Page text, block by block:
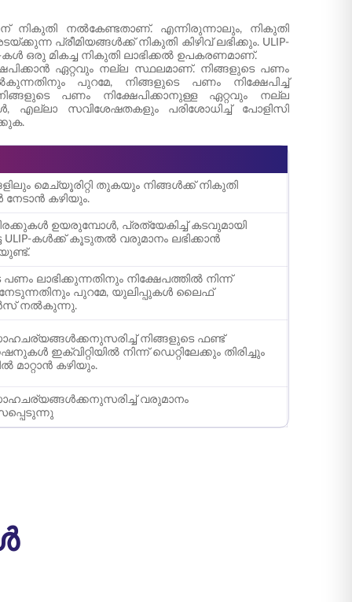
നികുതി നൽകേണ്ടതാണ്. എന്നിരുന്നാലും, നികുതി
പ്രീമിയങ്ങൾക്ക് നികുതി കിഴിവ് ലഭിക്കും. ULIP-
ഒരു മികച്ച നികുതി ലാഭിക്കൽ ഉപകരണമാണ്.
ഏറ്റവും നല്ല സ്ഥലമാണ്. നിങ്ങളുടെ പണം
പുറമേ, നിങ്ങളുടെ പണം നിക്ഷേപിച്ച്
പണം നിക്ഷേപിക്കാനുള്ള ഏറ്റവും നല്ല
എല്ലാ സവിശേഷതകളും പരിശോധിച്ച് പോളിസി
മെച്യൂരിറ്റി തുകയും നിങ്ങൾക്ക് നികുതി
നേടാൻ കഴിയും.
ഉയരുമ്പോൾ, പ്രത്യേകിച്ച് കടവുമായി
ULIP-കൾക്ക് കൂടുതൽ വരുമാനം ലഭിക്കാൻ
പണം ലാഭിക്കുന്നതിനും നിക്ഷേപത്തിൽ നിന്ന്
പുറമേ, യുലിപ്പുകൾ ലൈഫ്
നൽകുന്നു.
നിങ്ങളുടെ ഫണ്ട്
ഇക്വിറ്റിയിൽ നിന്ന് ഡെറ്റിലേക്കും തിരിച്ചും
മാറ്റാൻ കഴിയും.
വരുമാനം